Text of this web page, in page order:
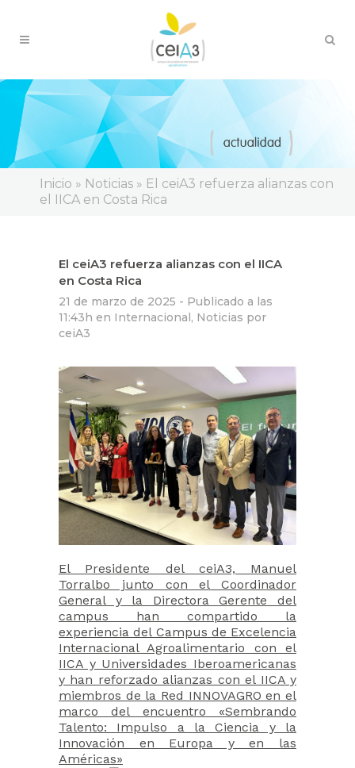
Inicio » Noticias » El ceiA3 refuerza alianzas con
el IICA en Costa Rica
El ceiA3 refuerza alianzas con el IICA
en Costa Rica
21 de marzo de 2025 - Publicado a las
11:43h en Internacional, Noticias por
ceiA3
El Presidente del ceiA3, Manuel
Torralbo junto con el Coordinador
General y la Directora Gerente del
campus han compartido la
experiencia del Campus de Excelencia
Internacional Agroalimentario con el
IICA y Universidades Iberoamericanas
y han reforzado alianzas con el IICA y
miembros de la Red INNOVAGRO en el
marco del encuentro «Sembrando
Talento: Impulso a la Ciencia y la
Innovación en Europa y en las
Américas»